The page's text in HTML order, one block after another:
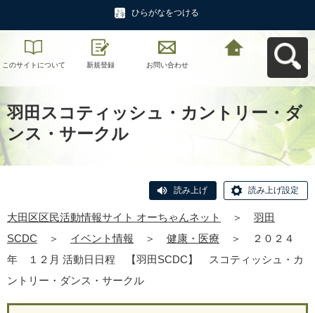
ひらがなをつける
このサイトについて 新規登録 お問い合わせ
羽田スコティッシュ・カントリー・ダ
ンス・サークル
読み上げ 読み上げ設定
大田区区民活動情報サイト オーちゃんネット ＞
羽田
SCDC
＞ イベント情報 ＞ 健康・医療 ＞
２０２４
年 １２月 活動日日程 【羽田SCDC】 スコティッシュ・カ
ントリー・ダンス・サークル